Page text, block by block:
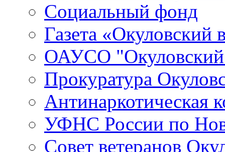
Социальный фонд
Газета «Окуловский
ОАУСО
Прокуратура
Антинаркотическая
УФНС России по
Совет ветеранов